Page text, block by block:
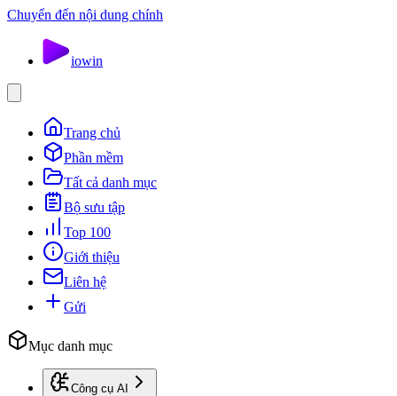
Chuyển đến nội dung chính
iowin
Trang chủ
Phần mềm
Tất cả danh mục
Bộ sưu tập
Top 100
Giới thiệu
Liên hệ
Gửi
Mục danh mục
Công cụ AI